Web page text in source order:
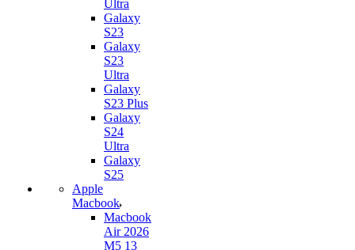
Ultra
Galaxy
S23
Galaxy
S23
Ultra
Galaxy
S23 Plus
Galaxy
S24
Ultra
Galaxy
S25
Apple
Macbook
Macbook
Air 2026
M5 13